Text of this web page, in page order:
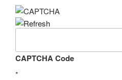
CAPTCHA Code
*